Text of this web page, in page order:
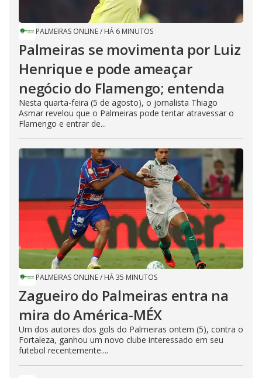
PALMEIRAS ONLINE/ HÁ 6 MINUTOS
Palmeiras se movimenta por Luiz
Henrique e pode ameaçar
negócio do Flamengo; entenda
Nesta quarta-feira (5 de agosto), o jornalista Thiago
Asmar revelou que o Palmeiras pode tentar atravessar o
Flamengo e entrar de...
PALMEIRAS ONLINE/ HÁ 35 MINUTOS
Zagueiro do Palmeiras entra na
mira do América-MÉX
Um dos autores dos gols do Palmeiras ontem (5), contra o
Fortaleza, ganhou um novo clube interessado em seu
futebol recentemente....